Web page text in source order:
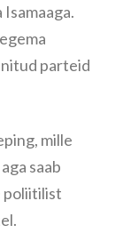
parteid
mille
saab
poliitilist